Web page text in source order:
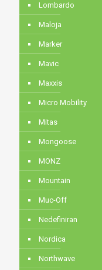
Lombardo
Maloja
Marker
Mavic
Maxxis
Micro Mobility
Mitas
Mongoose
MONZ
Mountain
Muc-Off
Nedefiniran
Nordica
Northwave